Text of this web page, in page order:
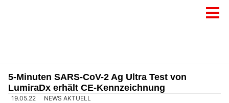
5-Minuten SARS-CoV-2 Ag Ultra Test von
LumiraDx erhält CE-Kennzeichnung
19.05.22 NEWS AKTUELL